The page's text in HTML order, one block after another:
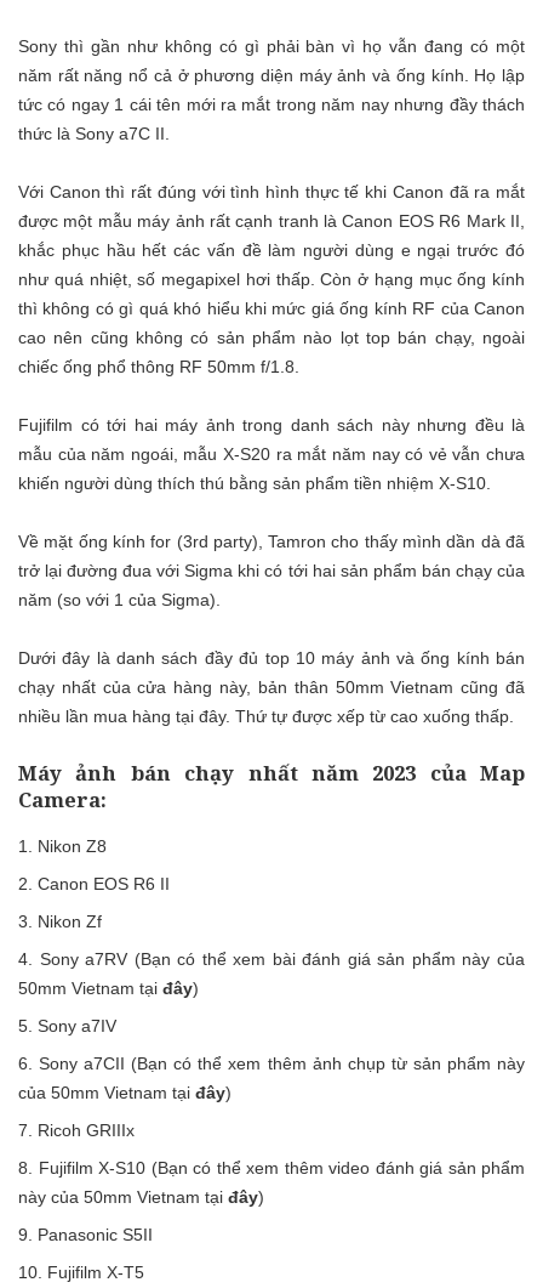
Sony thì gần như không có gì phải bàn vì họ vẫn đang có một
năm rất năng nổ cả ở phương diện máy ảnh và ống kính. Họ lập
tức có ngay 1 cái tên mới ra mắt trong năm nay nhưng đầy thách
thức là Sony a7C II.
Với Canon thì rất đúng với tình hình thực tế khi Canon đã ra mắt
được một mẫu máy ảnh rất cạnh tranh là Canon EOS R6 Mark II,
khắc phục hầu hết các vấn đề làm người dùng e ngại trước đó
như quá nhiệt, số megapixel hơi thấp. Còn ở hạng mục ống kính
thì không có gì quá khó hiểu khi mức giá ống kính RF của Canon
cao nên cũng không có sản phẩm nào lọt top bán chạy, ngoài
chiếc ống phổ thông RF 50mm f/1.8.
Fujifilm có tới hai máy ảnh trong danh sách này nhưng đều là
mẫu của năm ngoái, mẫu X-S20 ra mắt năm nay có vẻ vẫn chưa
khiến người dùng thích thú bằng sản phẩm tiền nhiệm X-S10.
Về mặt ống kính for (3rd party), Tamron cho thấy mình dần dà đã
trở lại đường đua với Sigma khi có tới hai sản phẩm bán chạy của
năm (so với 1 của Sigma).
Dưới đây là danh sách đầy đủ top 10 máy ảnh và ống kính bán
chạy nhất của cửa hàng này, bản thân 50mm Vietnam cũng đã
nhiều lần mua hàng tại đây. Thứ tự được xếp từ cao xuống thấp.
Máy ảnh bán chạy nhất năm 2023 của Map
Camera:
Nikon Z8
Canon EOS R6 II
Nikon Zf
Sony a7RV (Bạn có thể xem bài đánh giá sản phẩm này của
50mm Vietnam tại đây)
Sony a7IV
Sony a7CII (Bạn có thể xem thêm ảnh chụp từ sản phẩm này
của 50mm Vietnam tại đây)
Ricoh GRIIIx
Fujifilm X-S10 (Bạn có thể xem thêm video đánh giá sản phẩm
này của 50mm Vietnam tại đây)
Panasonic S5II
Fujifilm X-T5